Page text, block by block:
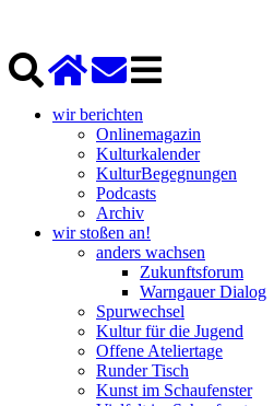
wir berichten
Onlinemagazin
Kulturkalender
KulturBegegnungen
Podcasts
Archiv
wir stoßen an!
anders wachsen
Zukunftsforum
Warngauer Dialog
Spurwechsel
Kultur für die Jugend
Offene Ateliertage
Runder Tisch
Kunst im Schaufenster